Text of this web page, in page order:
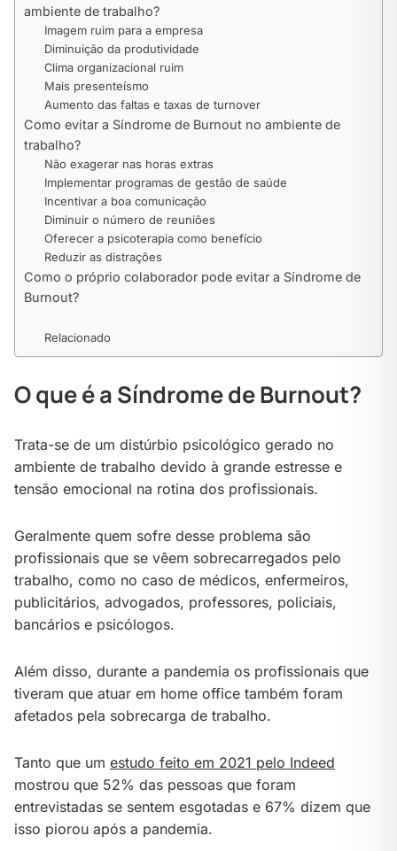
ambiente de trabalho?
Imagem ruim para a empresa
Diminuição da produtividade
Clima organizacional ruim
Mais presenteísmo
Aumento das faltas e taxas de turnover
Como evitar a Síndrome de Burnout no ambiente de
trabalho?
Não exagerar nas horas extras
Implementar programas de gestão de saúde
Incentivar a boa comunicação
Diminuir o número de reuniões
Oferecer a psicoterapia como benefício
Reduzir as distrações
Como o próprio colaborador pode evitar a Síndrome de
Burnout?
Relacionado
O que é a Síndrome de Burnout?
Trata-se de um distúrbio psicológico gerado no
ambiente de trabalho devido à grande estresse e
tensão emocional na rotina dos profissionais.
Geralmente quem sofre desse problema são
profissionais que se vêem sobrecarregados pelo
trabalho, como no caso de médicos, enfermeiros,
publicitários, advogados, professores, policiais,
bancários e psicólogos.
Além disso, durante a pandemia os profissionais que
tiveram que atuar em home office também foram
afetados pela sobrecarga de trabalho.
Tanto que um estudo feito em 2021 pelo Indeed
mostrou que 52% das pessoas que foram
entrevistadas se sentem esgotadas e 67% dizem que
isso piorou após a pandemia.